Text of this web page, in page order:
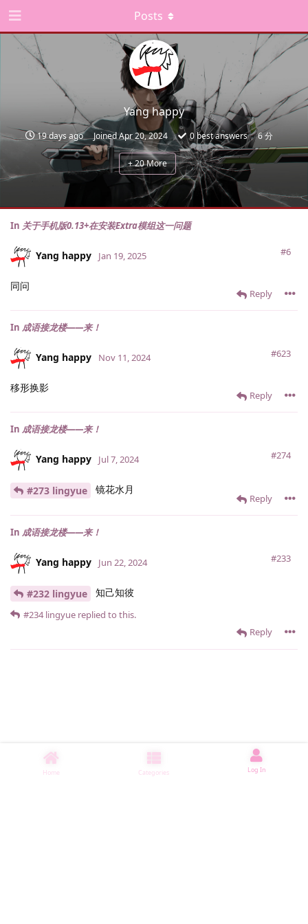
Yang happy
19 days ago JoinedApr 20, 2024 0best answers 6 分
+20More
Posts
In 关于手机版0.13+在安装Extra模组这一问题
Yang happy #6
Jan 19, 2025
同问
Reply
In 成语接龙楼——来！
Yang happy #623
Nov 11, 2024
移形换影
Reply
In 成语接龙楼——来！
Yang happy #274
Jul 7, 2024
#273 lingyue 镜花水月
Reply
In 成语接龙楼——来！
Yang happy #233
Jun 22, 2024
#232 lingyue 知己知彼
Reply
#234 lingyue replied to this.
Home Categories Log In